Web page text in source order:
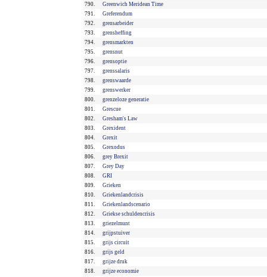
790.
Greenwich Meridean Time
791.
Greferendum
792.
grensarbeider
793.
grensheffing
794.
grensmarkten
795.
grensnut
796.
grensoptie
797.
grenssalaris
798.
grenswaarde
799.
grenswerker
800.
grenzeloze generatie
801.
Grescue
802.
Gresham's Law
803.
Grexident
804.
Grexit
805.
Grexodus
806.
grey Brexit
807.
Grey Day
808.
GRI
809.
Grieken
810.
Griekenlandcrisis
811.
Griekenlandscenario
812.
Griekse schuldencrisis
813.
griezelmunt
814.
grijpstuiver
815.
grijs circuit
816.
grijs geld
817.
grijze druk
818.
grijze economie